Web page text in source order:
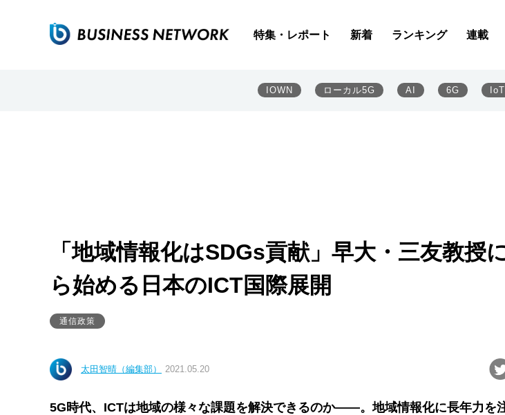
特集・レポート 新着 ランキング 連載
IOWN ローカル5G AI 6G IoT
「地域情報化はSDGs貢献」早大・三友教授
ら始める日本のICT国際展開
通信政策
太田智晴（編集部） 2021.05.20
5G時代、ICTは地域の様々な課題を解決できるのか――。地域情報化に長年力を